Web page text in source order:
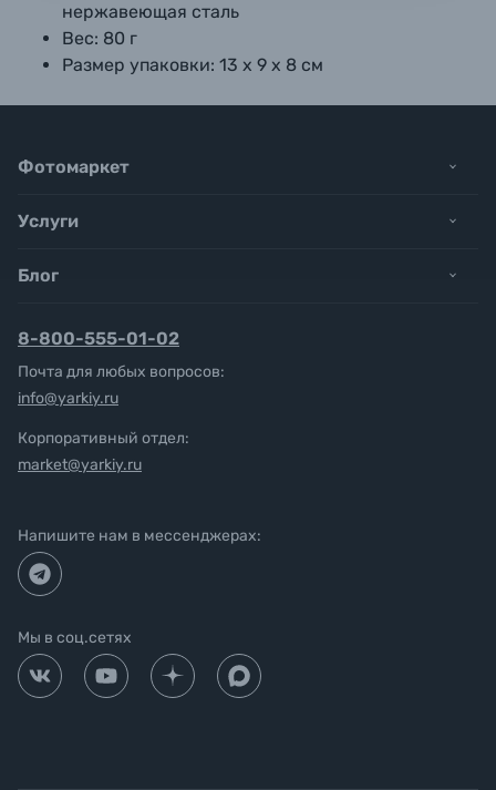
нержавеющая сталь
Вес: 80 г
Размер упаковки: 13 х 9 х 8 см
Фотомаркет
Услуги
Блог
8-800-555-01-02
Почта для любых вопросов:
info@yarkiy.ru
Корпоративный отдел:
market@yarkiy.ru
Напишите нам в мессенджерах:
Мы в соц.сетях